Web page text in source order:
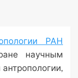
РАН
научным